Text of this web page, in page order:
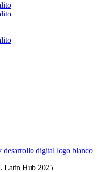
Latin Hub 2025